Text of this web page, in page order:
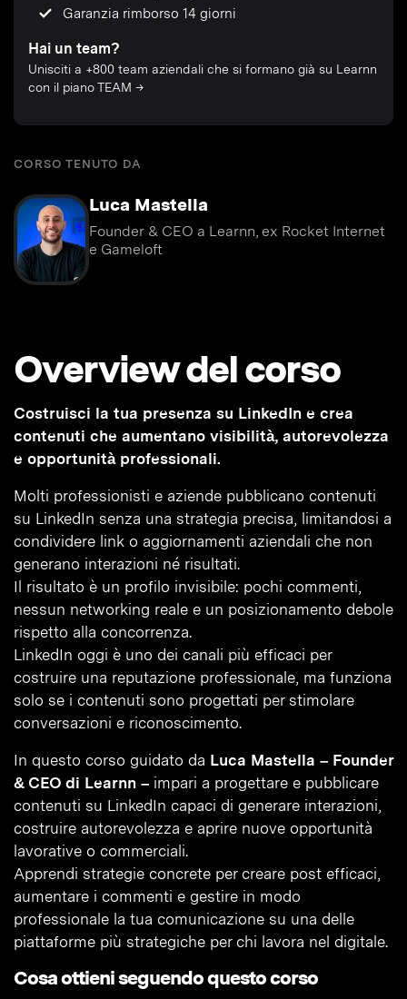
Garanzia rimborso 14 giorni
Hai un team?
Unisciti a +800 team aziendali che si formano già su Learnn
con il piano TEAM →
CORSO TENUTO DA
Luca Mastella
Founder & CEO a Learnn, ex Rocket Internet
e Gameloft
Overview del corso
Costruisci la tua presenza su LinkedIn e crea
contenuti che aumentano visibilità, autorevolezza
e opportunità professionali.
Molti professionisti e aziende pubblicano contenuti
su LinkedIn senza una strategia precisa, limitandosi a
condividere link o aggiornamenti aziendali che non
generano interazioni né risultati.
Il risultato è un profilo invisibile: pochi commenti,
nessun networking reale e un posizionamento debole
rispetto alla concorrenza.
LinkedIn oggi è uno dei canali più efficaci per
costruire una reputazione professionale, ma funziona
solo se i contenuti sono progettati per stimolare
conversazioni e riconoscimento.
In questo corso guidato da Luca Mastella – Founder
& CEO di Learnn – impari a progettare e pubblicare
contenuti su LinkedIn capaci di generare interazioni,
costruire autorevolezza e aprire nuove opportunità
lavorative o commerciali.
Apprendi strategie concrete per creare post efficaci,
aumentare i commenti e gestire in modo
professionale la tua comunicazione su una delle
piattaforme più strategiche per chi lavora nel digitale.
Cosa ottieni seguendo questo corso